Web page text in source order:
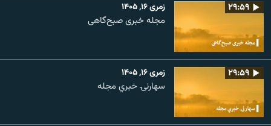
۲۹:۵۹ زمری ۱۶, ۱۴۰۵
مجله خبری صبح‌گاهی
۲۹:۵۹ زمری ۱۶, ۱۴۰۵
سهارنۍ خبري مجله